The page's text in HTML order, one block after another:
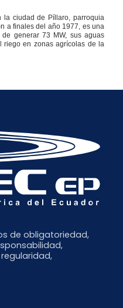
la ciudad de Píllaro, parroquia
a finales del año 1977, es una
generar 73 MW, sus aguas
riego en zonas agrícolas de la
de obligatoriedad,